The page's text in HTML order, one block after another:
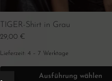
TIGER-Shirt in Grau
29,00 €
Lieferzeit:4 – 7 Werktage
Ausführung wählen